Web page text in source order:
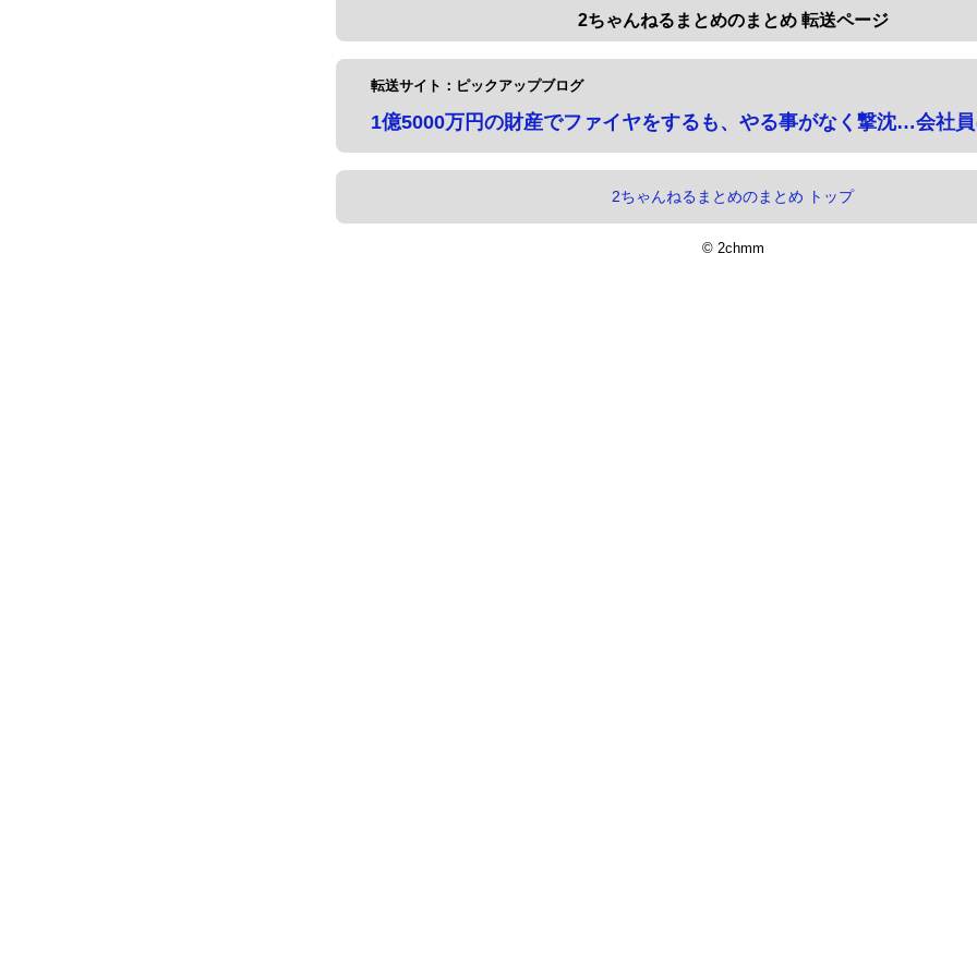
2ちゃんねるまとめのまとめ 転送ページ
転送サイト：ピックアップブログ
1億5000万円の財産でファイヤをするも、やる事がなく撃沈…会社
2ちゃんねるまとめのまとめ トップ
© 2chmm